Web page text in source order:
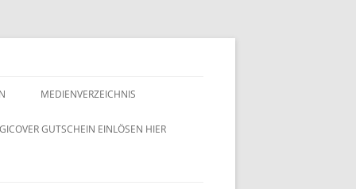
MEDIENVERZEICHNIS
GUTSCHEIN EINLÖSEN HIER